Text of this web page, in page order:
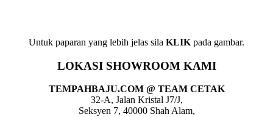
Untuk paparan yang lebih jelas sila KLIK pada gambar.
LOKASI SHOWROOM KAMI
TEMPAHBAJU.COM @ TEAM CETAK
32-A, Jalan Kristal J7/J,
Seksyen 7, 40000 Shah Alam,